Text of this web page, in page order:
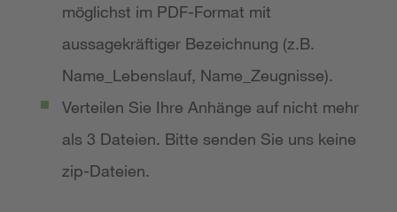
möglichst im PDF-Format mit
aussagekräftiger Bezeichnung (z.B.
Name_Lebenslauf, Name_Zeugnisse).
Verteilen Sie Ihre Anhänge auf nicht mehr
als 3 Dateien. Bitte senden Sie uns keine
zip-Dateien.